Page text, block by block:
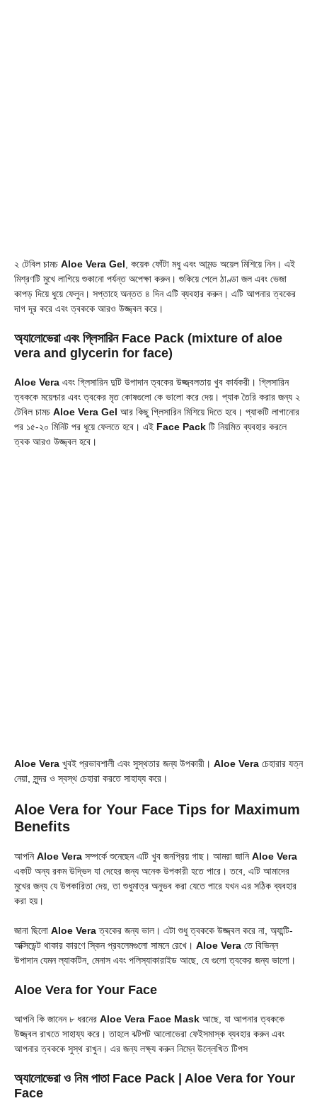
২ টেবিল চামচ Aloe Vera Gel , কয়েক ফোঁটা মধু এবং আমন্ড অয়েল মিশিয়ে নিন। এই
মিশ্রণটি মুখে লাগিয়ে শুকানো পর্যন্ত অপেক্ষা করুন। শুকিয়ে গেলে ঠাণ্ডা জল এবং ভেজা
কাপড় দিয়ে ধুয়ে ফেলুন। সপ্তাহে অন্তত ৪ দিন এটি ব্যবহার করুন। এটি আপনার ত্বকের
দাগ দূর করে এবং ত্বককে আরও উজ্জ্বল করে।
অ্যালোভেরা এবং গ্লিসারিন Face Pack (mixture of aloe
vera and glycerin for face)
Aloe Vera এবং গ্লিসারিন দুটি উপাদান ত্বকের উজ্জ্বলতায় খুব কার্যকরী। গ্লিসারিন
ত্বককে ময়েশ্চার এবং ত্বকের মৃত কোষগুলো কে ভালো করে দেয়। প্যাক তৈরি করার জন্য ২
টেবিল চামচ Aloe Vera Gel আর কিছু গ্লিসারিন মিশিয়ে দিতে হবে। প্যাকটি লাগানোর
পর ১৫-২০ মিনিট পর ধুয়ে ফেলতে হবে। এই Face Pack টি নিয়মিত ব্যবহার করলে
ত্বক আরও উজ্জ্বল হবে।
Aloe Vera খুবই প্রভাবশালী এবং সুস্থতার জন্য উপকারী। Aloe Vera চেহারার যত্ন
নেয়া, সুন্দর ও স্বস্থ চেহারা করতে সাহায্য করে।
Aloe Vera for Your Face Tips for Maximum
Benefits
আপনিAloe Vera সম্পর্কে শুনেছেন এটি খুব জনপ্রিয় গাছ। আমরা জানিAloe Vera
একটি অন্য রকম উদ্ভিদ যা দেহের জন্য অনেক উপকারী হতে পারে। তবে, এটি আমাদের
মুখের জন্য যে উপকারিতা দেয়, তা শুধুমাত্র অনুভব করা যেতে পারে যখন এর সঠিক ব্যবহার
করা হয়।
জানা ছিলো Aloe Veraত্বকের জন্য ভাল। এটা শুধু ত্বককে উজ্জ্বল করে না, অ্যান্টি-
অক্সিডেন্ট থাকার কারণে স্কিন প্রবলেমগুলো সামনে রেখে। Aloe Vera তে বিভিন্ন
উপাদান যেমন ল্যাকটিন, মেনাস এবং পলিস্যাকারাইড আছে, যে গুলো ত্বকের জন্য ভালো।
Aloe Vera for Your Face
আপনি কি জানেন ৮ ধরনের Aloe Vera Face Mask আছে, যা আপনার ত্বককে
উজ্জ্বল রাখতে সাহায্য করে। তাহলে ঝটপট আলোভেরা ফেইসমাস্ক ব্যবহার করুন এবং
আপনার ত্বককে সুস্থ রাখুন। এর জন্য লক্ষ্য করুন নিম্নে উল্লেখিত টিপস
অ্যালোভেরা ও নিম পাতা Face Pack | Aloe Vera for Your
Face